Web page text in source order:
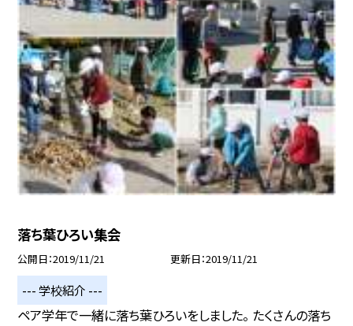
落ち葉ひろい集会
公開日 2019/11/21 更新日 2019/11/21
--- 学校紹介 ---
ペア学年で一緒に落ち葉ひろいをしました。 たくさんの落ち